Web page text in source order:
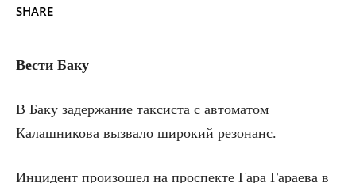
SHARE
Вести Баку
В Баку задержание таксиста с автоматом
Калашникова вызвало широкий резонанс.
Инцидент произошел на проспекте Гара Гараева в